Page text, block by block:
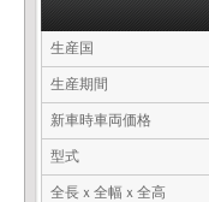
生産国
生産期間
新車時車両価格
型式
全長ｘ全幅ｘ全高